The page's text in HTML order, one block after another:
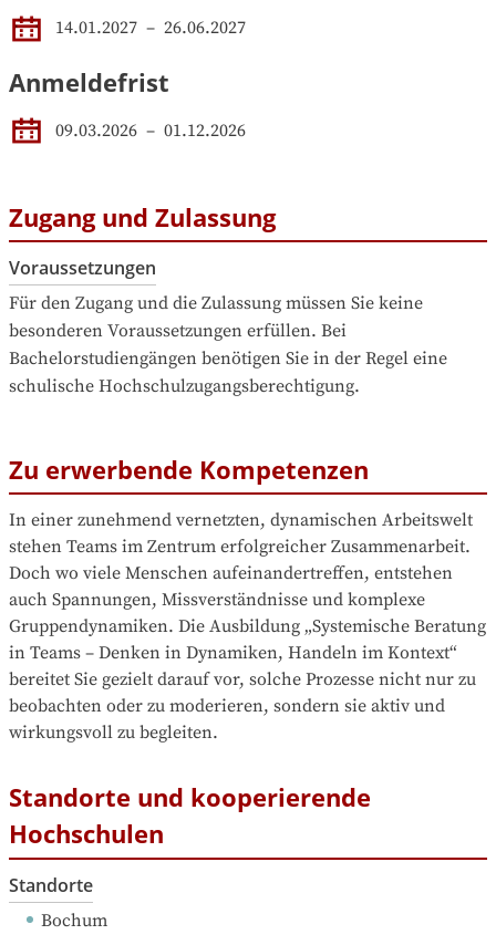
14.01.2027 – 26.06.2027
Anmeldefrist
09.03.2026 – 01.12.2026
Zugang und Zulassung
Voraussetzungen
Für den Zugang und die Zulassung müssen Sie keine
besonderen Voraussetzungen erfüllen. Bei
Bachelorstudiengängen benötigen Sie in der Regel eine
schulische Hochschulzugangsberechtigung.
Zu erwerbende Kompetenzen
In einer zunehmend vernetzten, dynamischen Arbeitswelt
stehen Teams im Zentrum erfolgreicher Zusammenarbeit.
Doch wo viele Menschen aufeinandertreffen, entstehen
auch Spannungen, Missverständnisse und komplexe
Gruppendynamiken. Die Ausbildung „Systemische Beratung
in Teams – Denken in Dynamiken, Handeln im Kontext“
bereitet Sie gezielt darauf vor, solche Prozesse nicht nur zu
beobachten oder zu moderieren, sondern sie aktiv und
wirkungsvoll zu begleiten.
Standorte und kooperierende
Hochschulen
Standorte
Bochum